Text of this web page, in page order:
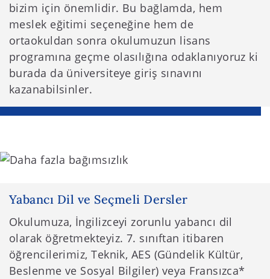
bizim için önemlidir. Bu bağlamda, hem
meslek eğitimi seçeneğine hem de
ortaokuldan sonra okulumuzun lisans
programına geçme olasılığına odaklanıyoruz ki
burada da üniversiteye giriş sınavını
kazanabilsinler.
Yabancı Dil ve Seçmeli Dersler
Okulumuza, İngilizceyi zorunlu yabancı dil
olarak öğretmekteyiz. 7. sınıftan itibaren
öğrencilerimiz, Teknik, AES (Gündelik Kültür,
Beslenme ve Sosyal Bilgiler) veya Fransızca*